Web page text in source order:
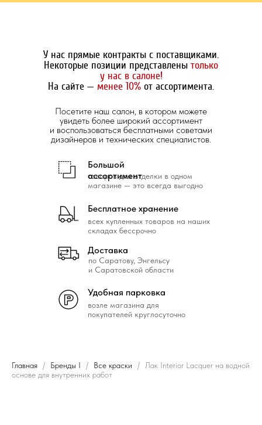
возле магазина для
покупателей круглосуточно
Удобная парковка
всех купленных товаров на наших
складах бессрочно
Бесплатное хранение
товаров для отделки в одном
магазине — это всегда выгодно
Большой
ассортимент
по Саратову, Энгельсу
и Саратовской области
Доставка
У нас прямые контракты с поставщиками.
Некоторые позиции представлены только
у нас в салоне!
На сайте — менее 10% от ассортимента.
Посетите наш салон, в котором можете
увидеть более широкий ассортимент
и воспользоваться бесплатными советами
дизайнеров и технических специалистов.
Главная Бренды I Все краски
Лак Interior Lacquer на водной
основе для внутренних работ